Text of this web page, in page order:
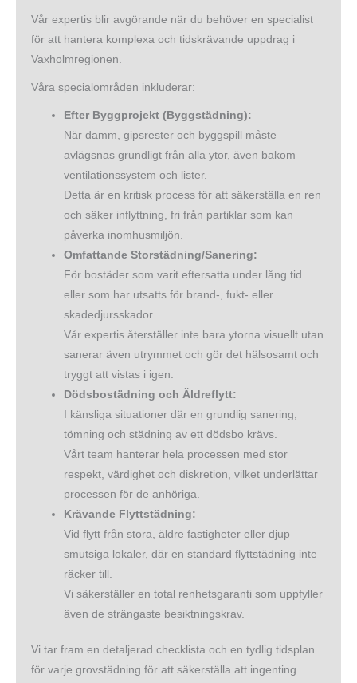
Vår expertis blir avgörande när du behöver en specialist
för att hantera komplexa och tidskrävande uppdrag i
Vaxholmregionen.
Våra specialområden inkluderar:
Efter Byggprojekt (Byggstädning):
När damm, gipsrester och byggspill måste
avlägsnas grundligt från alla ytor, även bakom
ventilationssystem och lister.
Detta är en kritisk process för att säkerställa en ren
och säker inflyttning, fri från partiklar som kan
påverka inomhusmiljön.
Omfattande Storstädning/Sanering:
För bostäder som varit eftersatta under lång tid
eller som har utsatts för brand-, fukt- eller
skadedjursskador.
Vår expertis återställer inte bara ytorna visuellt utan
sanerar även utrymmet och gör det hälsosamt och
tryggt att vistas i igen.
Dödsbostädning och Äldreflytt:
I känsliga situationer där en grundlig sanering,
tömning och städning av ett dödsbo krävs.
Vårt team hanterar hela processen med stor
respekt, värdighet och diskretion, vilket underlättar
processen för de anhöriga.
Krävande Flyttstädning:
Vid flytt från stora, äldre fastigheter eller djup
smutsiga lokaler, där en standard flyttstädning inte
räcker till.
Vi säkerställer en total renhetsgaranti som uppfyller
även de strängaste besiktningskrav.
Vi tar fram en detaljerad checklista och en tydlig tidsplan
för varje grovstädning för att säkerställa att ingenting